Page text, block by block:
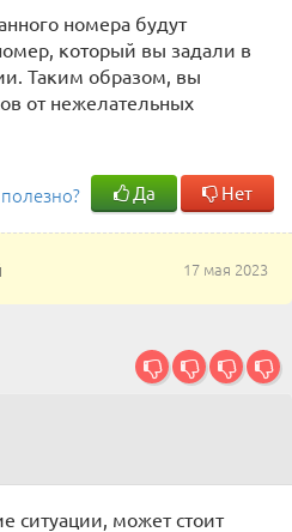
номера будут
который вы задали в
Таким образом, вы
от нежелательных
Да Нет
17 мая 2023
ситуации, может стоит